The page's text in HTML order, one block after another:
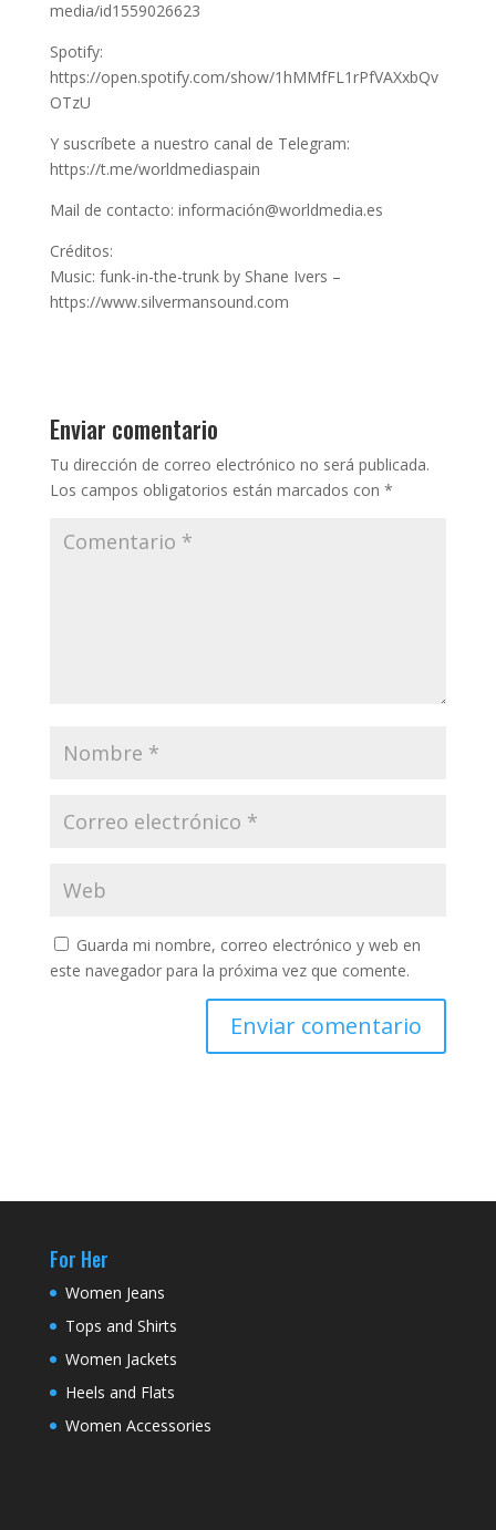
media/id1559026623
Spotify:
https://open.spotify.com/show/1hMMfFL1rPfVAXxbQv
OTzU
Y suscríbete a nuestro canal de Telegram:
https://t.me/worldmediaspain
Mail de contacto: información@worldmedia.es
Créditos:
Music: funk-in-the-trunk by Shane Ivers –
https://www.silvermansound.com
Enviar comentario
Tu dirección de correo electrónico no será publicada.
Los campos obligatorios están marcados con *
Guarda mi nombre, correo electrónico y web en
este navegador para la próxima vez que comente.
For Her
Women Jeans
Tops and Shirts
Women Jackets
Heels and Flats
Women Accessories